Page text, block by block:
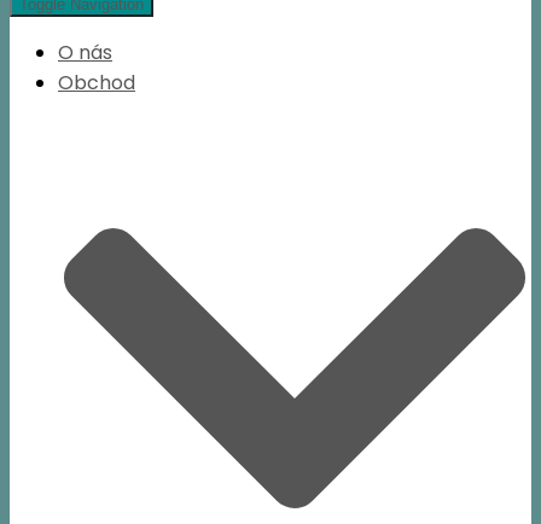
Toggle Navigation
O nás
Obchod